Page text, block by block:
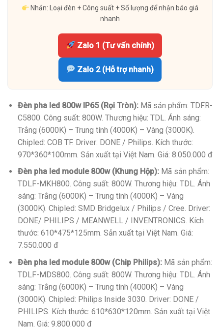
Nhắn: Loại đèn + Công suất + Số lượng để nhận báo giá
nhanh
Zalo 1 (Tư vấn chính)
Zalo 2 (Hỗ trợ nhanh)
Đèn pha led 800w IP65 (Rọi Tròn):Mã sản phẩm: TDFR-
C5800. Công suất: 800W. Thương hiệu: TDL. Ánh sáng:
Trắng (6000K) – Trung tính (4000K) – Vàng (3000K).
Chipled: COB TF. Driver: DONE / Philips. Kích thước:
970*360*100mm. Sản xuất tại Việt Nam. Giá: 8.050.000 đ
Đèn pha led module 800w (Khung Hộp):Mã sản phẩm:
TDLF-MKH800. Công suất: 800W. Thương hiệu: TDL. Ánh
sáng: Trắng (6000K) – Trung tính (4000K) – Vàng
(3000K). Chipled: SMD Bridgelux / Philips / Cree. Driver:
DONE/ PHILIPS / MEANWELL / INVENTRONICS. Kích
thước: 610*475*125mm. Sản xuất tại Việt Nam. Giá:
7.550.000 đ
Đèn pha led module 800w (Chip Philips):Mã sản phẩm:
TDLF-MDS800. Công suất: 800W. Thương hiệu: TDL. Ánh
sáng: Trắng (6000K) – Trung tính (4000K) – Vàng
(3000K). Chipled: Philips Inside 3030. Driver: DONE /
PHILIPS. Kích thước: 610*630*120mm. Sản xuất tại Việt
Nam. Giá: 9.800.000 đ